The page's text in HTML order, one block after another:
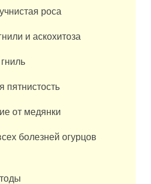
роса
и аскохитоза
пятнистость
от медянки
болезней огурцов